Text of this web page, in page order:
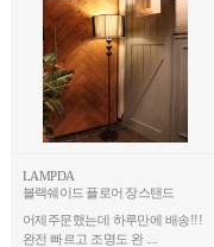
LAMPDA
블랙쉐이드 플로어 장스탠드
어제주문했는데 하루만에 배송!!!
완전 빠르고 조명도 완 ....